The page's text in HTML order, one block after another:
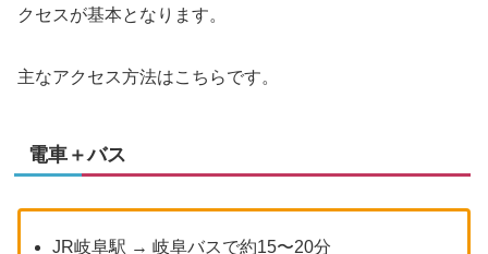
クセスが基本となります。
主なアクセス方法はこちらです。
電車＋バス
JR岐阜駅 → 岐阜バスで約15〜20分